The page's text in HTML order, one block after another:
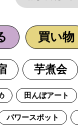
買い物
芋煮会
田んぼアート
パワースポット